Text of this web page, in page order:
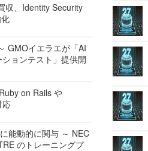
収、Identity Security
GMOイエラエが「AI
ョンテスト」提供開
on Rails や
応
能動的に関与 ～ NEC
のトレーニングプ